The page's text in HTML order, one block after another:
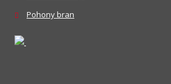
Pohony bran